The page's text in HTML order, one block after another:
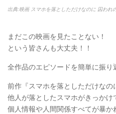
出典:映画 スマホを落としただけなのに 囚われ
まだこの映画を見たことない！
という皆さんも大丈夫！！
全作品のエピソードを簡単に振り
前作『スマホを落としただけなの
他人が落としたスマホがきっかけ
個人情報や人間関係すべてが暴か